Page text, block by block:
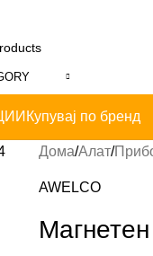
Купувај по бренд
Дома Алат
AWELCO